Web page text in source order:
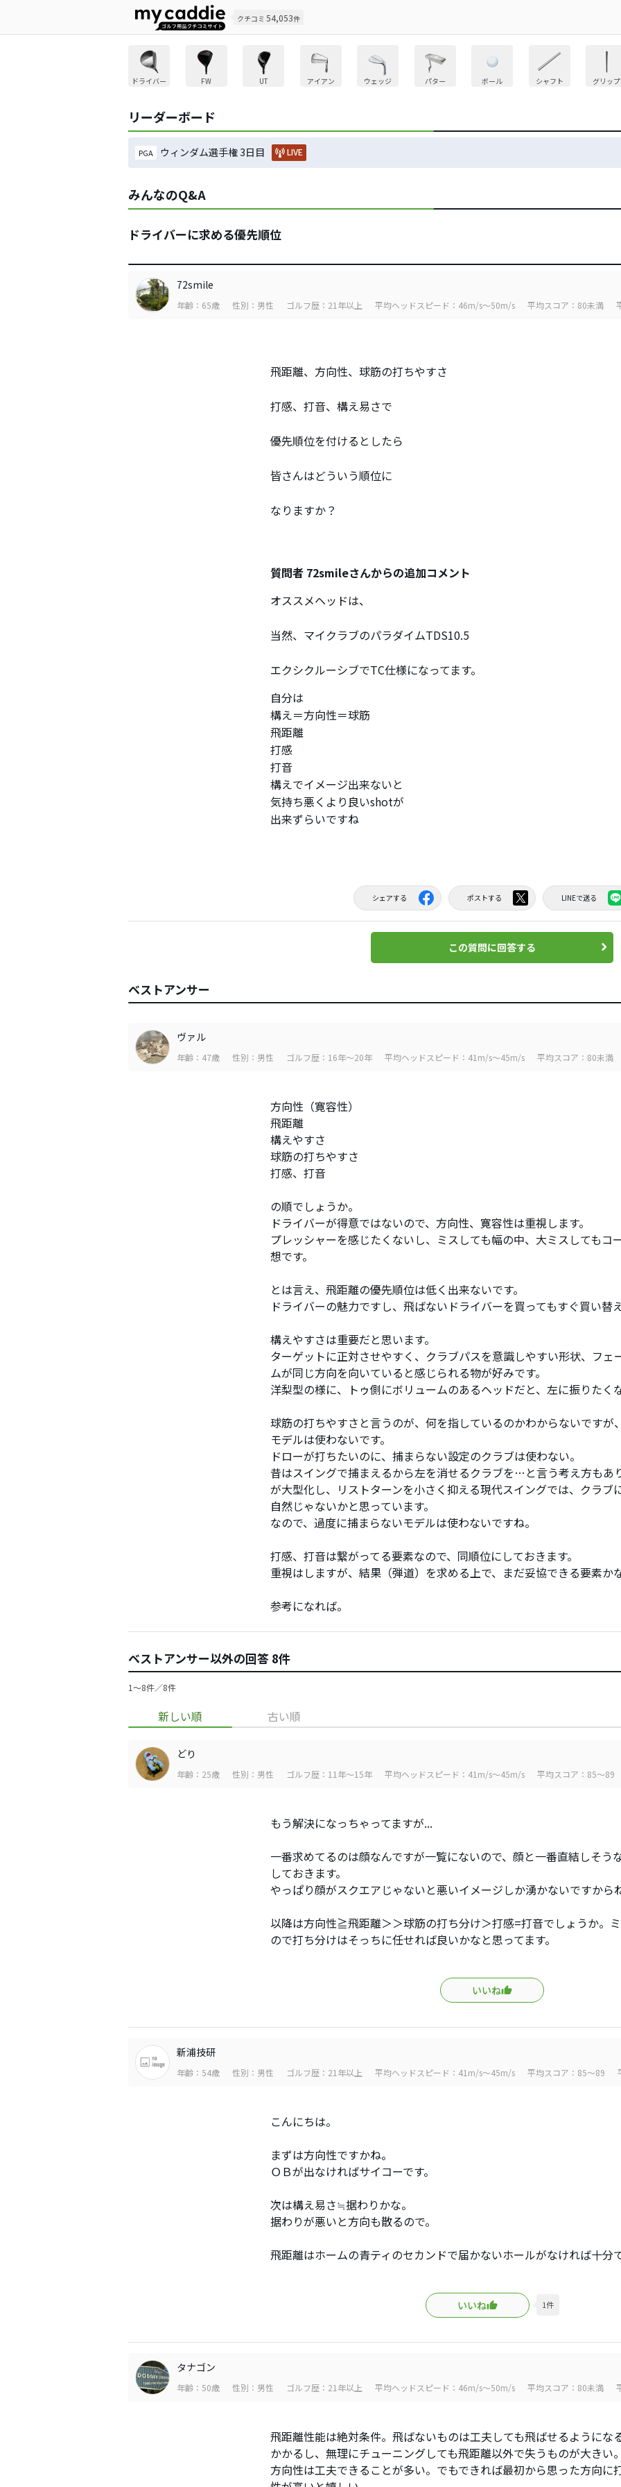
クチコミ 54,053件
ドライバー FW UT アイアン ウェッジ パター ボール シャフト グリップ
リーダーボード
PGA ウィンダム選手権 3日目 LIVE
みんなのQ&A
ドライバーに求める優先順位
72smile
年齢：65歳 性別：男性 ゴルフ歴：21年以上 平均ヘッドスピード：46m/s～50m/s 平均スコア：80未満
飛距離、方向性、球筋の打ちやすさ
打感、打音、構え易さで
優先順位を付けるとしたら
皆さんはどういう順位に
なりますか？
質問者 72smileさんからの追加コメント
オススメヘッドは、
当然、マイクラブのパラダイムTDS10.5
エクシクルーシブでTC仕様になってます。
自分は
構え＝方向性＝球筋
飛距離
打感
打音
構えでイメージ出来ないと
気持ち悪くより良いshotが
出来ずらいですね
シェアする ポストする LINEで送る
この質問に回答する
ベストアンサー
ヴァル
年齢：47歳 性別：男性 ゴルフ歴：16年～20年 平均ヘッドスピード：41m/s～45m/s 平均スコア：80未満
方向性（寛容性）
飛距離
構えやすさ
球筋の打ちやすさ
打感、打音
の順でしょうか。
ドライバーが得意ではないので、方向性、寛容性は重視します。
プレッシャーを感じたくないし、ミスしても幅の中、大ミスしてもコ
想です。
とは言え、飛距離の優先順位は低く出来ないです。
ドライバーの魅力ですし、飛ばないドライバーを買ってもすぐ買い替
構えやすさは重要だと思います。
ターゲットに正対させやすく、クラブパスを意識しやすい形状、フェ
ムが同じ方向を向いていると感じられる物が好みです。
洋梨型の様に、トゥ側にボリュームのあるヘッドだと、左に振りたくな
球筋の打ちやすさと言うのが、何を指しているのかわからないですが
モデルは使わないです。
ドローが打ちたいのに、捕まらない設定のクラブは使わない。
昔はスイングで捕まえるから左を消せるクラブを…と言う考え方もあ
が大型化し、リストターンを小さく抑える現代スイングでは、クラブ
自然じゃないかと思っています。
なので、過度に捕まらないモデルは使わないですね。
打感、打音は繋がってる要素なので、同順位にしておきます。
重視はしますが、結果（弾道）を求める上で、まだ妥協できる要素か
参考になれば。
ベストアンサー以外の回答 8件
1〜8件／8件
新しい順 古い順
どり
年齢：25歳 性別：男性 ゴルフ歴：11年～15年 平均ヘッドスピード：41m/s～45m/s 平均スコア：85～89
もう解決になっちゃってますが...
一番求めてるのは顔なんですが一覧にないので、顔と一番直結しそう
しておきます。
やっぱり顔がスクエアじゃないと悪いイメージしか湧かないですから
以降は方向性≧飛距離＞＞球筋の打ち分け＞打感=打音でしょうか。
ので打ち分けはそっちに任せれば良いかなと思ってます。
いいね
新浦技研
年齢：54歳 性別：男性 ゴルフ歴：21年以上 平均ヘッドスピード：41m/s～45m/s 平均スコア：85～89
こんにちは。
まずは方向性ですかね。
ＯＢが出なければサイコーです。
次は構え易さ≒据わりかな。
据わりが悪いと方向も散るので。
飛距離はホームの青ティのセカンドで届かないホールがなければ十分で
いいね 1件
タナゴン
年齢：50歳 性別：男性 ゴルフ歴：21年以上 平均ヘッドスピード：46m/s～50m/s 平均スコア：80未満
飛距離性能は絶対条件。飛ばないものは工夫しても飛ばせるようにな
かかるし、無理にチューニングしても飛距離以外で失うものが大きい。
方向性は工夫できることが多い。でもできれば最初から思った方向に